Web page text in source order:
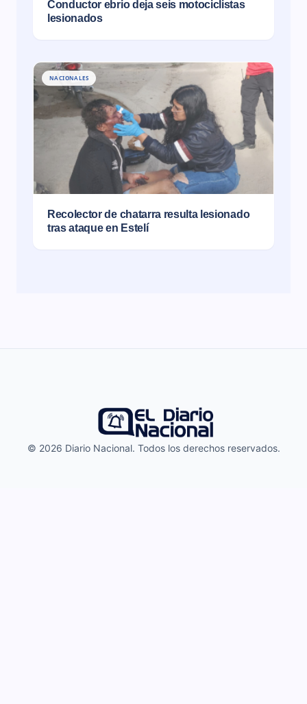
Conductor ebrio deja seis motociclistas
lesionados
NACIONALES
Recolector de chatarra resulta lesionado
tras ataque en Estelí
© 2026 Diario Nacional. Todos los derechos reservados.